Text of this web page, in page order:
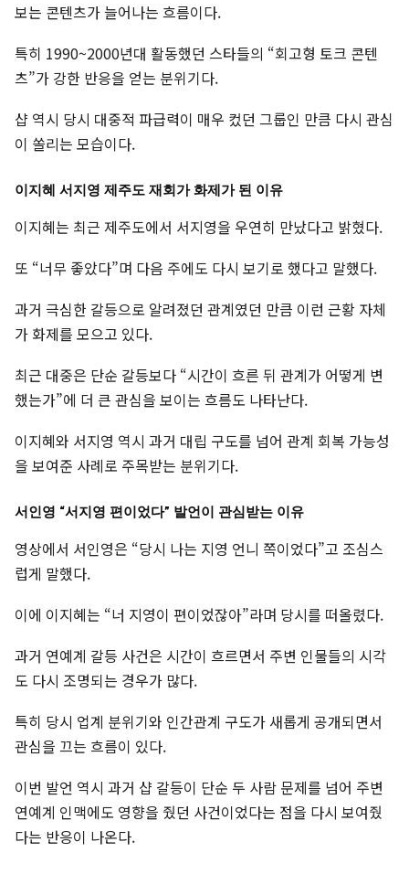
보는 콘텐츠가 늘어나는 흐름이다.
특히 1990~2000년대 활동했던 스타들의 “회고형 토크 콘텐
츠”가 강한 반응을 얻는 분위기다.
샵 역시 당시 대중적 파급력이 매우 컸던 그룹인 만큼 다시 관심
이 쏠리는 모습이다.
이지혜 서지영 제주도 재회가 화제가 된 이유
이지혜는 최근 제주도에서 서지영을 우연히 만났다고 밝혔다.
또 “너무 좋았다”며 다음 주에도 다시 보기로 했다고 말했다.
과거 극심한 갈등으로 알려졌던 관계였던 만큼 이런 근황 자체
가 화제를 모으고 있다.
최근 대중은 단순 갈등보다 “시간이 흐른 뒤 관계가 어떻게 변
했는가”에 더 큰 관심을 보이는 흐름도 나타난다.
이지혜와 서지영 역시 과거 대립 구도를 넘어 관계 회복 가능성
을 보여준 사례로 주목받는 분위기다.
서인영 “서지영 편이었다” 발언이 관심받는 이유
영상에서 서인영은 “당시 나는 지영 언니 쪽이었다”고 조심스
럽게 말했다.
이에 이지혜는 “너 지영이 편이었잖아”라며 당시를 떠올렸다.
과거 연예계 갈등 사건은 시간이 흐르면서 주변 인물들의 시각
도 다시 조명되는 경우가 많다.
특히 당시 업계 분위기와 인간관계 구도가 새롭게 공개되면서
관심을 끄는 흐름이 있다.
이번 발언 역시 과거 샵 갈등이 단순 두 사람 문제를 넘어 주변
연예계 인맥에도 영향을 줬던 사건이었다는 점을 다시 보여줬
다는 반응이 나온다.